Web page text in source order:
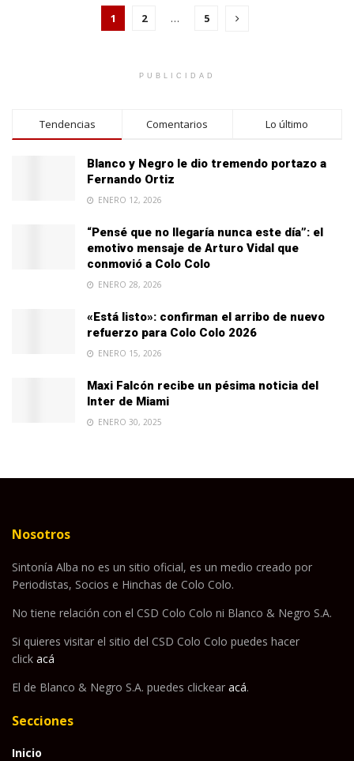
1 2 … 5
PUBLICIDAD
Tendencias Comentarios Lo último
Blanco y Negro le dio tremendo portazo a
Fernando Ortiz
ENERO 12, 2026
“Pensé que no llegaría nunca este día”: el
emotivo mensaje de Arturo Vidal que
conmovió a Colo Colo
ENERO 28, 2026
«Está listo»: confirman el arribo de nuevo
refuerzo para Colo Colo 2026
ENERO 15, 2026
Maxi Falcón recibe un pésima noticia del
Inter de Miami
ENERO 30, 2025
Nosotros
Sintonía Alba no es un sitio oficial, es un medio creado por
Periodistas, Socios e Hinchas de Colo Colo.
No tiene relación con el CSD Colo Colo ni Blanco & Negro S.A.
Si quieres visitar el sitio del CSD Colo Colo puedes hacer
click acá
El de Blanco & Negro S.A. puedes clickear acá.
Secciones
Inicio